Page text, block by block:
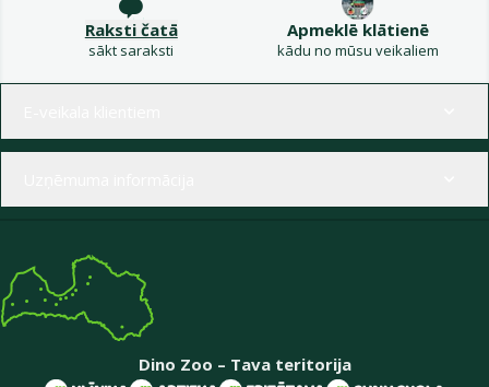
Raksti čatā
sākt saraksti
Apmeklē klātienē
kādu no mūsu veikaliem
Dino Zoo – Tava teritorija